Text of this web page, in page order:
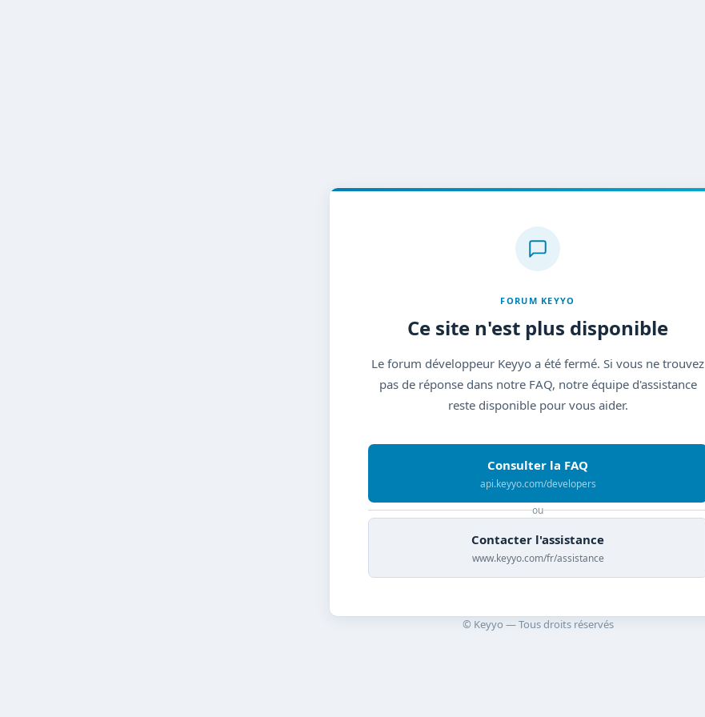
FORUM KEYYO
Ce site n'est plus disponible
Le forum développeur Keyyo a été fermé. Si vous ne trouvez
pas de réponse dans notre FAQ, notre équipe d'assistance
reste disponible pour vous aider.
Consulter la FAQ
api.keyyo.com/developers
ou
Contacter l'assistance
www.keyyo.com/fr/assistance
© Keyyo — Tous droits réservés